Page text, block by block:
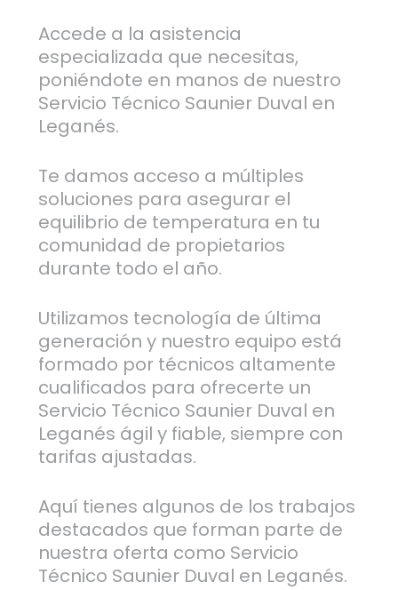
Accede a la asistencia
especializada que necesitas,
poniéndote en manos de nuestro
Servicio Técnico Saunier Duval en
Leganés.
Te damos acceso a múltiples
soluciones para asegurar el
equilibrio de temperatura en tu
comunidad de propietarios
durante todo el año.
Utilizamos tecnología de última
generación y nuestro equipo está
formado por técnicos altamente
cualificados para ofrecerte un
Servicio Técnico Saunier Duval en
Leganés ágil y fiable, siempre con
tarifas ajustadas.
Aquí tienes algunos de los trabajos
destacados que forman parte de
nuestra oferta como Servicio
Técnico Saunier Duval en Leganés.